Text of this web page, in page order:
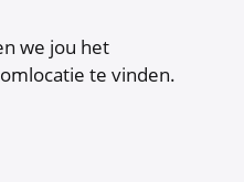
we jou het
te vinden.